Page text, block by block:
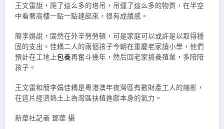
王文雷說，爬了這么多的塔吊，吊運了這么多的物質，在半空
中看著高樓一點一點建起來，很有成績感。
簡李娟說，固然在外辛勞勞頓，可是家庭可以或許是以取得穩
固的支出。佳耦二人的兩個孩子今朝在重慶老家讀小學，他們
預計在工地上包養再奮斗幾年，然后回老家搞養殖業，多陪陪
孩子。
王文雷和簡李娟佳耦是粵港澳年夜灣區有數財產工人的縮影，
在這片經濟熱土上為灣區扶植進獻本身的氣力。
新華社記者 鄧華 攝